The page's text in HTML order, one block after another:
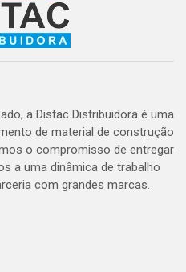
a Distac Distribuidora é uma
de material de construção
o compromisso de entregar
a uma dinâmica de trabalho
com grandes marcas.